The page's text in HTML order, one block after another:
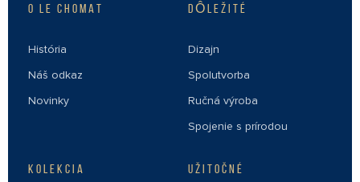
O LE CHOMAT
História
Náš odkaz
Novinky
DÔLEŽITÉ
Dizajn
Spolutvorba
Ručná výroba
Spojenie s prírodou
KOLEKCIA UŽITOČNÉ